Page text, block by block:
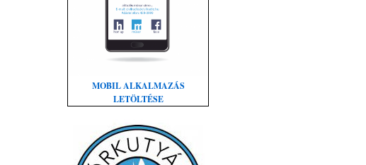
MOBIL ALKALMAZÁS
LETÖLTÉSE